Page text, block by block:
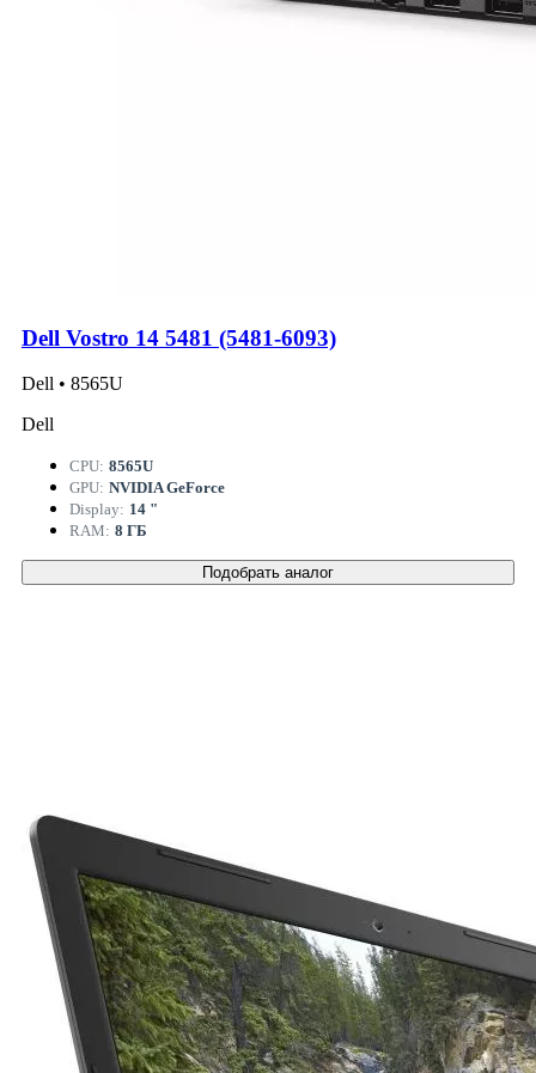
Dell Vostro 14 5481 (5481-6093)
Dell • 8565U
Dell
CPU: 8565U
GPU: NVIDIA GeForce
Display: 14 "
RAM: 8 ГБ
Подобрать аналог